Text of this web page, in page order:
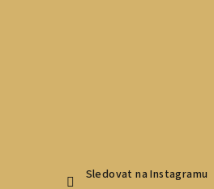
Sledovat na Instagramu